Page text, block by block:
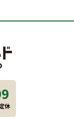
休